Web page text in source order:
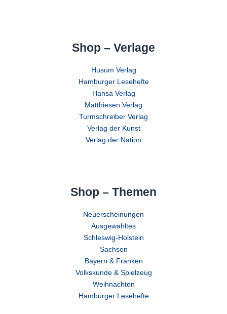
Shop – Verlage
Husum Verlag
Hamburger Lesehefte
Hansa Verlag
Matthiesen Verlag
Turmschreiber Verlag
Verlag der Kunst
Verlag der Nation
Shop – Themen
Neuerscheinungen
Ausgewähltes
Schleswig-Holstein
Sachsen
Bayern & Franken
Volkskunde & Spielzeug
Weihnachten
Hamburger Lesehefte